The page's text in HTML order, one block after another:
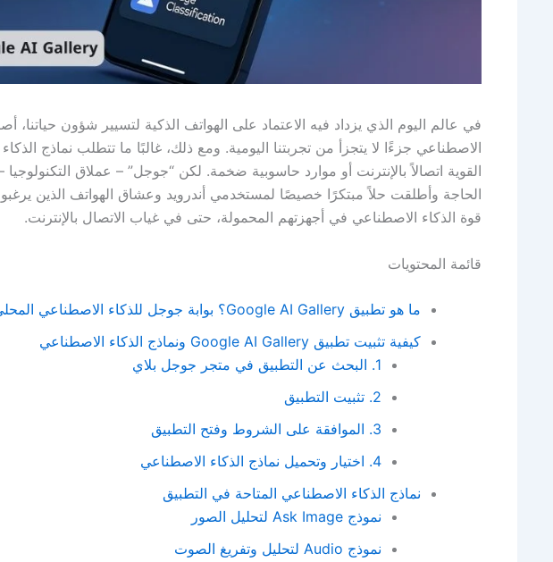
في عالم اليوم الذي يزداد فيه الاعتماد على الهواتف الذكية لتسيير شؤون حياتنا،
الاصطناعي جزءًا لا يتجزأ من تجربتنا اليومية. ومع ذلك، غالبًا ما تتطلب نماذج
القوية اتصالاً بالإنترنت أو موارد حاسوبية ضخمة. لكن “جوجل” – عملاق
الحاجة وأطلقت حلاً مبتكرًا خصيصًا لمستخدمي أندرويد وعشاق الهواتف الذين
قوة الذكاء الاصطناعي في أجهزتهم المحمولة، حتى في غياب الاتصال بالإنترنت.
قائمة المحتويات
ما هو تطبيق Google AI Gallery؟ بوابة جوجل للذكاء الاصطناعي المحلي
كيفية تثبيت تطبيق Google AI Gallery ونماذج الذكاء الاصطناعي
1. البحث عن التطبيق في متجر جوجل بلاي
2. تثبيت التطبيق
3. الموافقة على الشروط وفتح التطبيق
4. اختيار وتحميل نماذج الذكاء الاصطناعي
نماذج الذكاء الاصطناعي المتاحة في التطبيق
نموذج Ask Image لتحليل الصور
نموذج Audio لتحليل وتفريغ الصوت